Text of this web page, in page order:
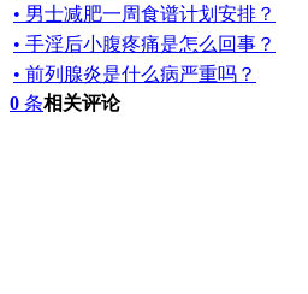
• 男士减肥一周食谱计划安排？
• 手淫后小腹疼痛是怎么回事？
• 前列腺炎是什么病严重吗？
0 条相关评论